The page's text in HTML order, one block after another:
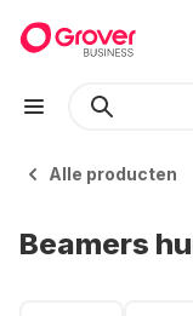
Alle producten
Beamers